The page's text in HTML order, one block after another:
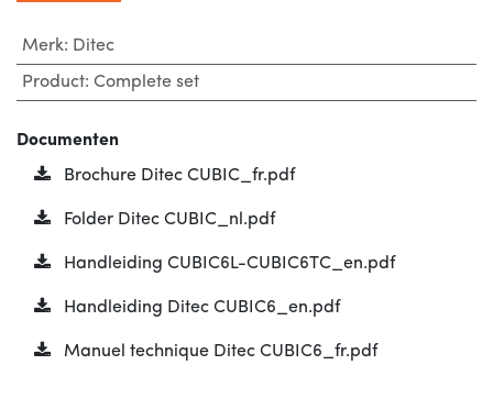
Merk: Ditec
Product: Complete set
Documenten
Brochure Ditec CUBIC_fr.pdf
Folder Ditec CUBIC_nl.pdf
Handleiding CUBIC6L-CUBIC6TC_en.pdf
Handleiding Ditec CUBIC6_en.pdf
Manuel technique Ditec CUBIC6_fr.pdf